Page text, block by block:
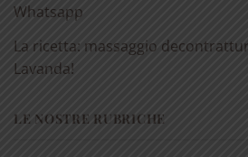
Whatsapp
La ricetta: massaggio
Lavanda!
LE NOSTRE RUBRICHE